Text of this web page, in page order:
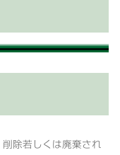
除若しくは廃棄され